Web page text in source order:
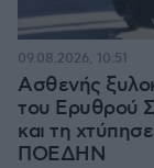
Ασθενής
του Ερυθρού
και τη
ΠΟΕΔΗΝ
09.08.2026, 10:51